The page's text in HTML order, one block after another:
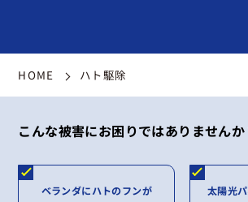
HOME ハト駆除
こんな被害にお困りではありませんか
ベランダにハトのフンが
太陽光